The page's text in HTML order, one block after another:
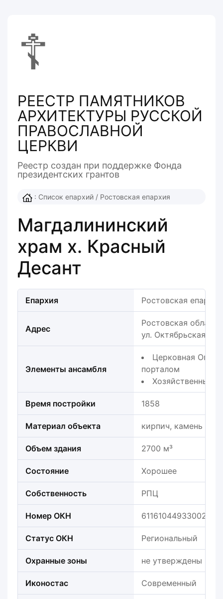
☦
РЕЕСТР ПАМЯТНИКОВ
АРХИТЕКТУРЫ РУССКОЙ
ПРАВОСЛАВНОЙ
ЦЕРКВИ
Реестр создан при поддержке Фонда
президентcких грантов
: Список епархий / Ростовская епархия
Магдалининский
храм х. Красный
Десант
Епархия Ростовская епархия
Адрес
Ростовская
ул. Октябрьская 1/1а
Элементы ансамбля
Церковная
порталом
Хозяйственные
Время постройки 1858
Материал объекта кирпич, камень
Объем здания 2700 м³
Состояние Хорошее
Собственность РПЦ
Номер ОКН 611610449330025
Статус ОКН Региональный
Охранные зоны не утверждены
Иконостас Современный